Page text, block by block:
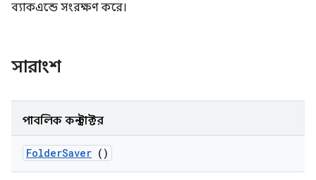
ব্যাকএন্ডে সংরক্ষণ করে।
সারাংশ
পাবলিক কনস্ট্রাক্টর
FolderSaver ()